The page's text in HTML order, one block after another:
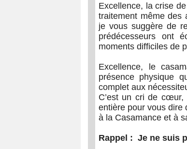
Excellence, la crise
traitement même des
je vous suggère de
prédécesseurs ont
moments difficiles de
Excellence, le
présence physique
complet aux
C’est un cri de
entière pour vous dire
à la Casamance et à
Rappel : Je ne suis